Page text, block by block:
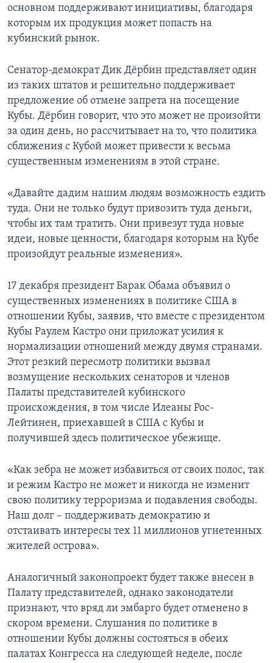
основном поддерживают инициативы, благодаря
которым их продукция может попасть на
кубинский рынок.
Сенатор-демократ Дик Дёрбин представляет один
из таких штатов и решительно поддерживает
предложение об отмене запрета на посещение
Кубы. Дёрбин говорит, что это может не произойти
за один день, но рассчитывает на то, что политика
сближения с Кубой может привести к весьма
существенным изменениям в этой стране.
«Давайте дадим нашим людям возможность ездить
туда. Они не только будут привозить туда деньги,
чтобы их там тратить. Они привезут туда новые
идеи, новые ценности, благодаря которым на Кубе
произойдут реальные изменения».
17 декабря президент Барак Обама объявил о
существенных изменениях в политике США в
отношении Кубы, заявив, что вместе с президентом
Кубы Раулем Кастро они приложат усилия к
нормализации отношений между двумя странами.
Этот резкий пересмотр политики вызвал
возмущение нескольких сенаторов и членов
Палаты представителей кубинского
происхождения, в том числе Илеаны Рос-
Лейтинен, приехавшей в США с Кубы и
получившей здесь политическое убежище.
«Как зебра не может избавиться от своих полос, так
и режим Кастро не может и никогда не изменит
свою политику терроризма и подавления свободы.
Наш долг – поддерживать демократию и
отстаивать интересы тех 11 миллионов угнетенных
жителей острова».
Аналогичный законопроект будет также внесен в
Палату представителей, однако законодатели
признают, что вряд ли эмбарго будет отменено в
скором времени. Слушания по политике в
отношении Кубы должны состояться в обеих
палатах Конгресса на следующей неделе, после